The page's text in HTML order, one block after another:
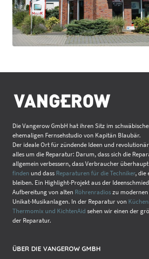
Die Vangerow GmbH hat ihren Sitz im
ehemaligen Fernsehstudio von Kapitän Blaubär.
Der ideale Ort für zündende Ideen und
alles um die Reparatur: Darum, dass sich die
allgemein verbessern, dass Verbraucher
finden und dass Reparaturen für die Techniker, die
bleiben. Ein Highlight-Projekt aus der
Aufbereitung von alten Röhrenradioszu
Unikat-Musikanlagen. In der Reparatur von
Thermomix und KichtenAid sehen wir einen der
der Reparatur.
ÜBER DIE VANGEROW GMBH